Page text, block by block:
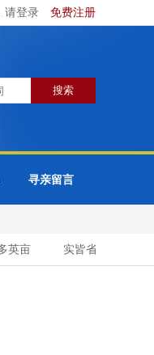
请登录 免费注册
寻亲留言
亩 实皆省蒙育瓦专区